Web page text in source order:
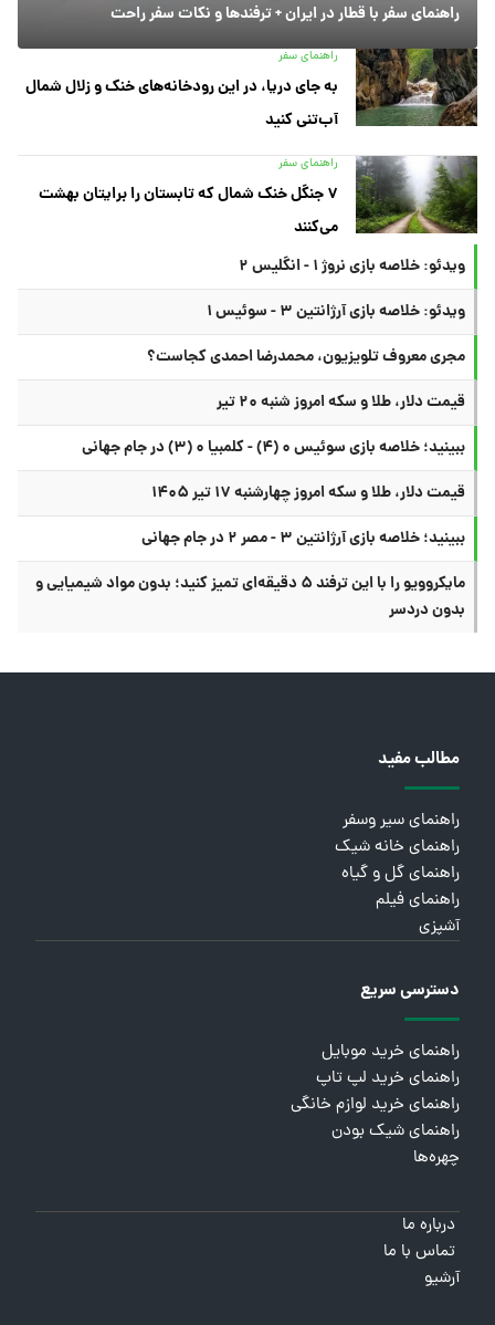
راهنمای سفر با قطار در ایران + ترفندها و نکات سفر راحت
راهنمای سفر
به جای دریا، در این رودخانه‌های خنک و زلال شمال
آب‌تنی کنید
راهنمای سفر
۷ جنگل خنک شمال که تابستان را برایتان بهشت
می‌کنند
ویدئو: خلاصه بازی نروژ ۱ - انگلیس ۲
ویدئو: خلاصه بازی آرژانتین ۳ - سوئیس ۱
مجری معروف تلویزیون، محمدرضا احمدی کجاست؟
قیمت دلار، طلا و سکه امروز شنبه ۲۰ تیر
ببینید؛ خلاصه بازی سوئیس ۰ (۴) - کلمبیا ۰ (۳) در جام جهانی
قیمت دلار، طلا و سکه امروز چهارشنبه ۱۷ تیر ۱۴۰۵
ببینید؛ خلاصه بازی آرژانتین ۳ - مصر ۲ در جام جهانی
مایکروویو را با این ترفند ۵ دقیقه‌ای تمیز کنید؛ بدون مواد شیمیایی و
بدون دردسر
مطالب مفید
راهنمای سیر وسفر
راهنمای خانه شیک
راهنمای گل و گیاه
راهنمای فیلم
آشپزی
دسترسی سریع
راهنمای خرید موبایل
راهنمای خرید لپ تاپ
راهنمای خرید لوازم خانگی
راهنمای شیک بودن
چهره‌ها
درباره ما
تماس با ما
آرشیو